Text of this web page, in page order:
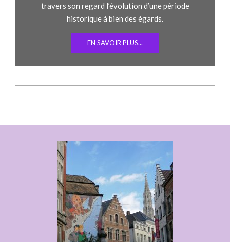
travers son regard l’évolution d’une période
historique à bien des égards.
EN SAVOIR PLUS...
Entrevue Pascale Kinanga, Responsable
du projet Angola 2025
Commemoraçoes 2025 na memoria do
Jose Afonso: poeta e cantor anti facista
; Entrevista da Maria Jose Gama e do
Helder Westerlain; Recordando o Zeca
Afonso do Zé Matias; As mulheres na
vida do Jose Afonso da Nelly Jazra;
testemunhos de Jovens
Journée internationale des droits des
femmes 20 mars 2025, à Flagey